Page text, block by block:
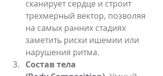
сканирует сердце и строит
трехмерный вектор, позволяя
на самых ранних стадиях
заметить риски ишемии или
нарушения ритма.
Состав тела